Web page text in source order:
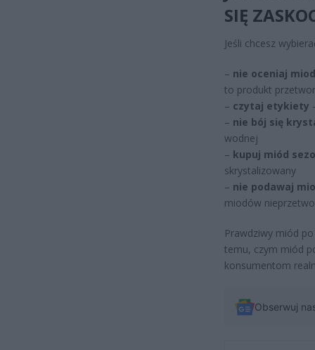
SIĘ
Jeśli chcesz
– nie oceniaj
to produkt
– czytaj etykiety
– nie bój się
wodnej
– kupuj miód
skrystalizowany
– nie podawaj
miodów
Prawdziwy miód
temu, czym miód
konsumentom
Obserwuj